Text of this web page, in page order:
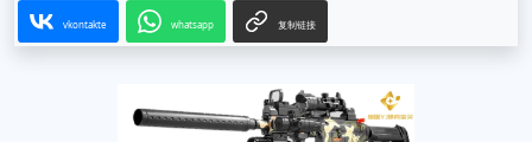
vkontakte whatsapp 复制链接